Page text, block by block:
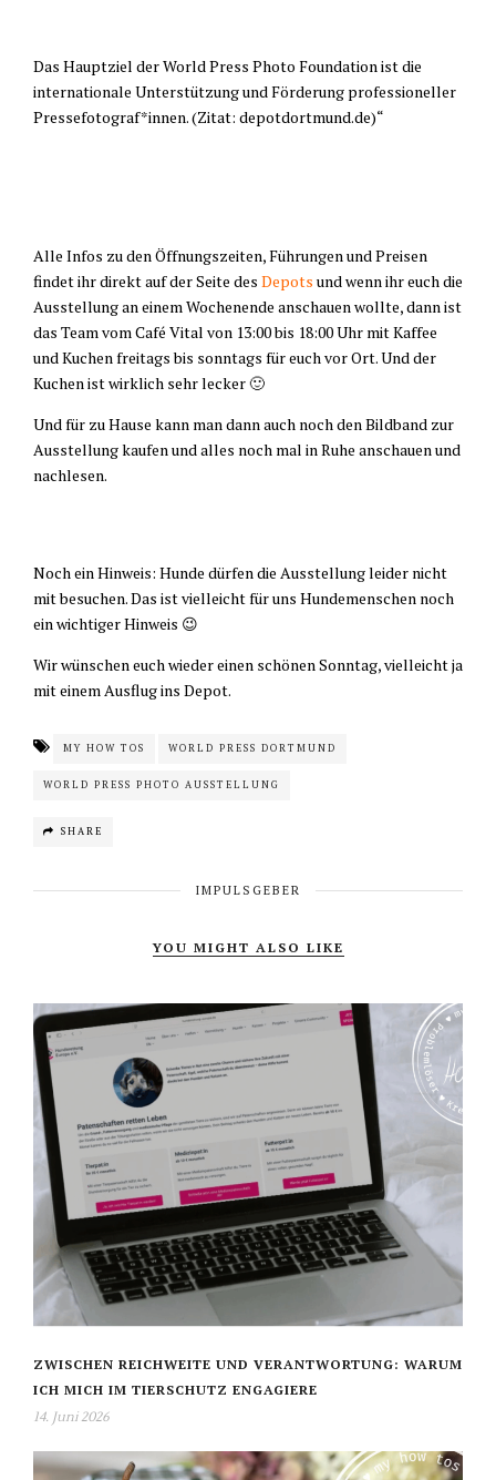
Das Hauptziel der World Press Photo Foundation ist die
internationale Unterstützung und Förderung professioneller
Pressefotograf*innen. (Zitat: depotdortmund.de)“
Alle Infos zu den Öffnungszeiten, Führungen und Preisen
findet ihr direkt auf der Seite des Depots und wenn ihr euch die
Ausstellung an einem Wochenende anschauen wollte, dann ist
das Team vom Café Vital von 13:00 bis 18:00 Uhr mit Kaffee
und Kuchen freitags bis sonntags für euch vor Ort. Und der
Kuchen ist wirklich sehr lecker 🙂
Und für zu Hause kann man dann auch noch den Bildband zur
Ausstellung kaufen und alles noch mal in Ruhe anschauen und
nachlesen.
Noch ein Hinweis: Hunde dürfen die Ausstellung leider nicht
mit besuchen. Das ist vielleicht für uns Hundemenschen noch
ein wichtiger Hinweis 😉
Wir wünschen euch wieder einen schönen Sonntag, vielleicht ja
mit einem Ausflug ins Depot.
MY HOW TOS WORLD PRESS DORTMUND
WORLD PRESS PHOTO AUSSTELLUNG
SHARE
IMPULSGEBER
YOU MIGHT ALSO LIKE
ZWISCHEN REICHWEITE UND VERANTWORTUNG: WARUM
ICH MICH IM TIERSCHUTZ ENGAGIERE
14. Juni 2026